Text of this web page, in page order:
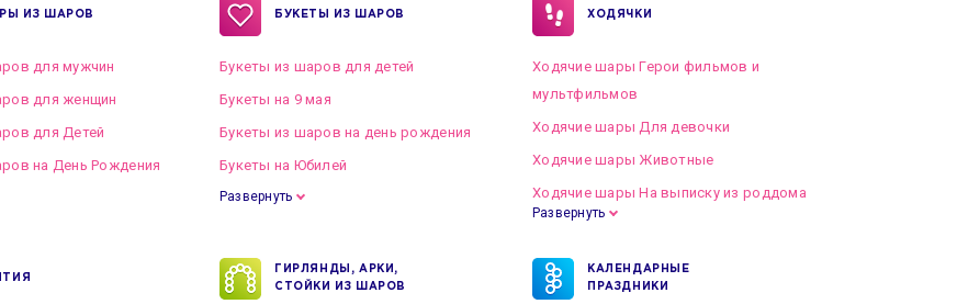
ИЗ ШАРОВ
для мужчин
для женщин
для Детей
на День Рождения
БУКЕТЫ ИЗ ШАРОВ
Букеты из шаров для детей
Букеты на 9 мая
Букеты из шаров на день рождения
Букеты на Юбилей
Развернуть
ХОДЯЧКИ
Ходячие шары Герои фильмов и
мультфильмов
Ходячие шары Для девочки
Ходячие шары Животные
Ходячие шары На выписку из роддома
Развернуть
ГИРЛЯНДЫ, АРКИ,
СТОЙКИ ИЗ ШАРОВ
КАЛЕНДАРНЫЕ
ПРАЗДНИКИ